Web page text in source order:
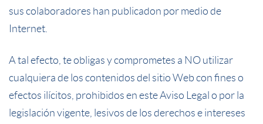
sus colaboradores han publicadon por medio de
Internet.
A tal efecto, te obligas y comprometes a NO utilizar
cualquiera de los contenidos del sitio Web con fines o
efectos ilícitos, prohibidos en este Aviso Legal o por la
legislación vigente, lesivos de los derechos e intereses